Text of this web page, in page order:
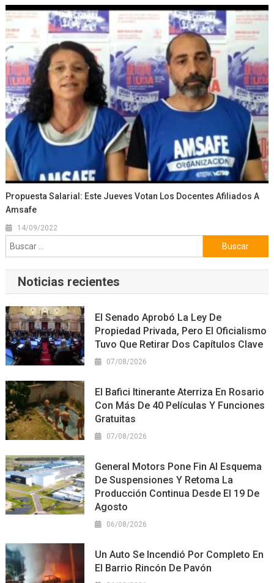
Propuesta Salarial: Este Jueves Votan Los Docentes Afiliados A
Amsafe
14/09/2022
Buscar:
Noticias recientes
El Senado Aprobó La Ley De
Propiedad Privada, Pero El Oficialismo
Tuvo Que Retirar Dos Capítulos Clave
07/08/2026
El Bafici Itinerante Aterriza En Rosario
Con Más De 40 Películas Y Funciones
Gratuitas
07/08/2026
General Motors Pone Fin Al Esquema
De Suspensiones Y Retoma La
Producción Continua Desde El 19 De
Agosto
06/08/2026
Un Auto Se Incendió Por Completo En
El Barrio Rincón De Pavón